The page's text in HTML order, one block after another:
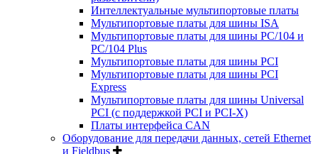
Интеллектуальные мультипортовые платы
Мультипортовые платы для шины ISA
Мультипортовые платы для шины PC/104 и
PC/104 Plus
Мультипортовые платы для шины PCI
Мультипортовые платы для шины PCI
Express
Мультипортовые платы для шины Universal
PCI (с поддержкой PCI и PCI-X)
Платы интерфейса CAN
Оборудование для передачи данных, сетей Ethernet
и Fieldbus